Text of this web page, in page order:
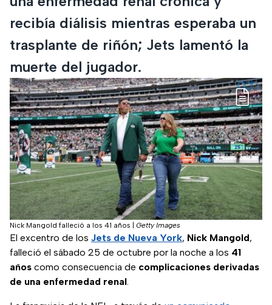
recibía diálisis mientras esperaba un
trasplante de riñón; Jets lamentó la
muerte del jugador.
Nick Mangold falleció a los 41 años Getty Images
El excentro de los Jets de Nueva York, Nick Mangold,
falleció el sábado 25 de octubre por la noche a los 41
años como consecuencia de complicaciones derivadas
de una enfermedad renal.